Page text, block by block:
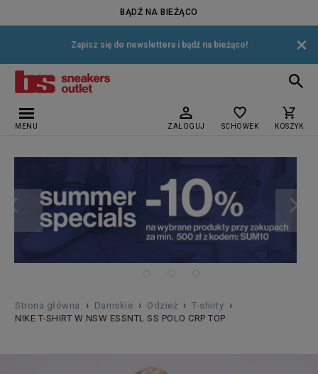
BĄDŹ NA BIEŻĄCO
Zapisz się do newslettera i bądź na bieżąco! ×
MENU ZALOGUJ SCHOWEK KOSZYK
Strona główna › Damskie › Odzież › T-shirty ›
NIKE T-SHIRT W NSW ESSNTL SS POLO CRP TOP